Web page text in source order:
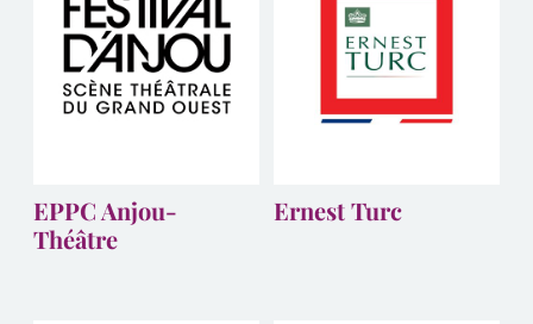
EPPC Anjou-
Théâtre
Ernest Turc